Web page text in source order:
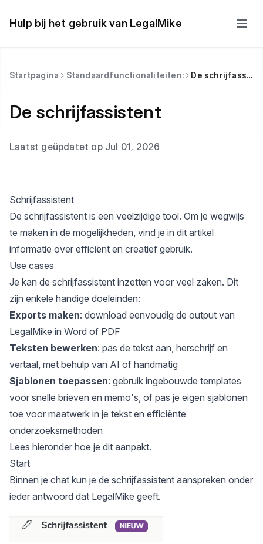
Hulp bij het gebruik van LegalMike
Startpagina Standaardfunctionaliteiten: De schrijfassistent
De schrijfassistent
Laatst geüpdatet op Jul 01, 2026
Schrijfassistent
De schrijfassistent is een veelzijdige tool. Om je wegwijs
te maken in de mogelijkheden, vind je in dit artikel
informatie over efficiënt en creatief gebruik.
Use cases
Je kan de schrijfassistent inzetten voor veel zaken. Dit
zijn enkele handige doeleinden:
Exports maken: download eenvoudig de output van
LegalMike in Word of PDF
Teksten bewerken: pas de tekst aan, herschrijf en
vertaal, met behulp van AI of handmatig
Sjablonen toepassen: gebruik ingebouwde templates
voor snelle brieven en memo's, of pas je eigen sjablonen
toe voor maatwerk in je tekst en efficiënte
onderzoeksmethoden
Lees hieronder hoe je dit aanpakt.
Start
Binnen je chat kun je de schrijfassistent aanspreken onder
ieder antwoord dat LegalMike geeft.